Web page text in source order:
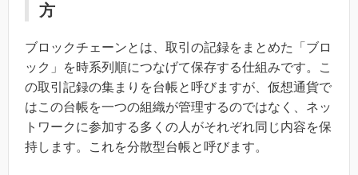
方
ブロックチェーンとは、取引の記録をまとめた「ブロ
ック」を時系列順につなげて保存する仕組みです。こ
の取引記録の集まりを台帳と呼びますが、仮想通貨で
はこの台帳を一つの組織が管理するのではなく、ネッ
トワークに参加する多くの人がそれぞれ同じ内容を保
持します。これを分散型台帳と呼びます。